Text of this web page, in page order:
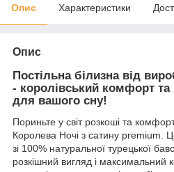
Опис Характеристики
Опис
Постільна білизна від
- королівський комфорт та
для вашого сну!
Пориньте у світ розкоші та
Королева Ночі з сатину premium.
зі 100% натуральної турецької
розкішний вигляд і максимальний